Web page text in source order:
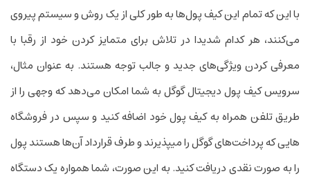
با این که تمام این کیف پول‌ها به طور کلی از یک روش و سیستم پیروی
می­‌کنند، هر کدام شدیدا در تلاش برای متمایز کردن خود از رقبا با
معرفی کردن ویژگی­‌های جدید و جالب توجه هستند. به عنوان مثال،
سرویس کیف پول دیجیتال گوگل به شما امکان می‌­دهد که وجهی را از
طریق تلفن همراه به کیف پول خود اضافه کنید و سپس در فروشگاه­‌
هایی که پرداخت‌­های گوگل را می­پذیرند و طرف قرارداد آن­‌ها هستند پول
را به صورت نقدی دریافت کنید. به این صورت، شما همواره یک دستگاه